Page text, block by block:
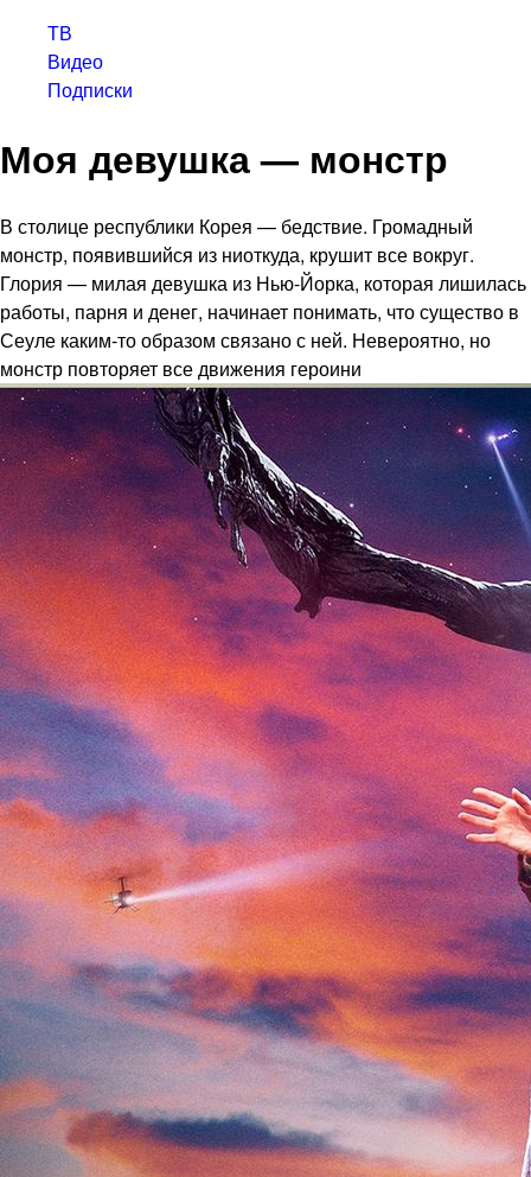
ТВ
Видео
Подписки
Моя девушка — монстр
В столице республики Корея — бедствие. Громадный
монстр, появившийся из ниоткуда, крушит все вокруг.
Глория — милая девушка из Нью-Йорка, которая лишилась
работы, парня и денег, начинает понимать, что существо в
Сеуле каким-то образом связано с ней. Невероятно, но
монстр повторяет все движения героини